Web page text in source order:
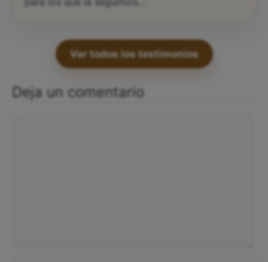
Ver todos los testimonios
Deja un comentario